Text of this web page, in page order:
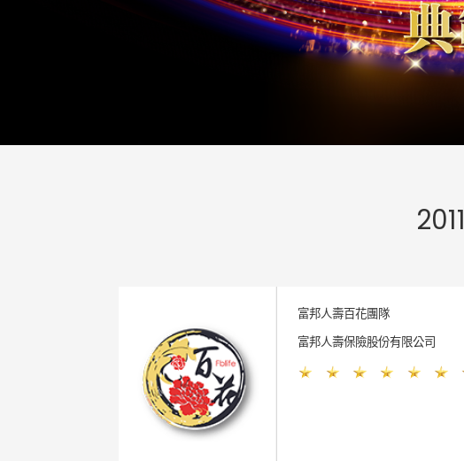
2011
富邦人壽百花團隊
富邦人壽保險股份有限公司